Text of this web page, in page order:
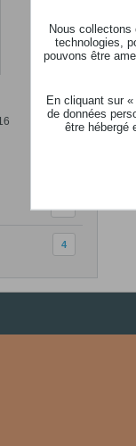
4
Nous collectons
technologies,
pouvons être
En cliquant sur «
de données
être hébergé